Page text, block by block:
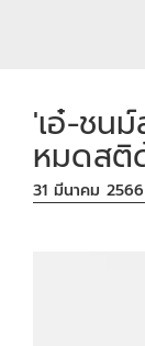
'เอ๋-ชน
หมดสติ
31 มีนาคม